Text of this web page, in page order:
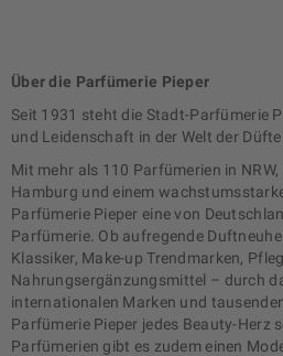
Über die Parfümerie Pieper
Seit 1931 steht die Stadt-Parfümerie
und Leidenschaft in der Welt der Düfte
Mit mehr als 110 Parfümerien in
Hamburg und einem
Parfümerie Pieper eine von
Parfümerie. Ob aufregende
Klassiker, Make-up Trendmarken,
Nahrungsergänzungsmittel – durch
internationalen Marken und
Parfümerie Pieper jedes Beauty-Herz
Parfümerien gibt es zudem einen